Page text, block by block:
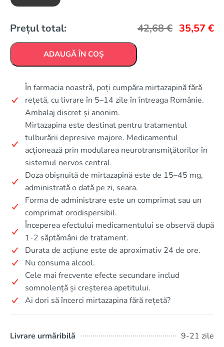
Prețul total: 42,68€ 35,57 €
ADAUGĂ ÎN COȘ
În farmacia noastră, poți cumpăra mirtazapină fără
rețetă, cu livrare în 5–14 zile în întreaga Românie.
Ambalaj discret și anonim.
Mirtazapina este destinat pentru tratamentul
tulburării depresive majore. Medicamentul
acționează prin modularea neurotransmițătorilor în
sistemul nervos central.
Doza obișnuită de mirtazapină este de 15–45 mg,
administrată o dată pe zi, seara.
Forma de administrare este un comprimat sau un
comprimat orodispersibil.
Începerea efectului medicamentului se observă după
1-2 săptămâni de tratament.
Durata de acțiune este de aproximativ 24 de ore.
Nu consuma alcool.
Cele mai frecvente efecte secundare includ
somnolență și creșterea apetitului.
Ai dori să încerci mirtazapina fără rețetă?
Livrare urmăribilă
9-21 zile